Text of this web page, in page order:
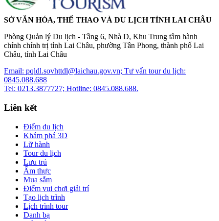
SỞ VĂN HÓA, THỂ THAO VÀ DU LỊCH TỈNH LAI CHÂU
Phòng Quản lý Du lịch - Tầng 6, Nhà D, Khu Trung tâm hành
chính chính trị tỉnh Lai Châu, phường Tân Phong, thành phố Lai
Châu, tỉnh Lai Châu
Email: pqldl.sovhttdl@laichau.gov.vn; Tư vấn tour du lịch:
0845.088.688
Tel: 0213.3877727; Hotline: 0845.088.688.
Liên kết
Điểm du lịch
Khám phá 3D
Lữ hành
Tour du lịch
Lưu trú
Ẩm thực
Mua sắm
Điểm vui chơi giải trí
Tạo lịch trình
Lịch trình tour
Danh bạ